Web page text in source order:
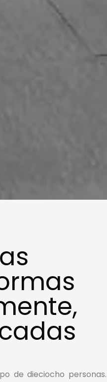
de dieciocho personas.